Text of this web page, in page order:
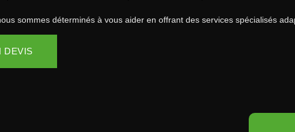
sommes déterminés à vous aider en offrant des services spécialisés
DEVIS